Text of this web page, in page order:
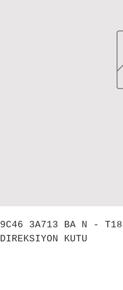
9C46 3A713 BA N -
DIREKSIYON KUTU